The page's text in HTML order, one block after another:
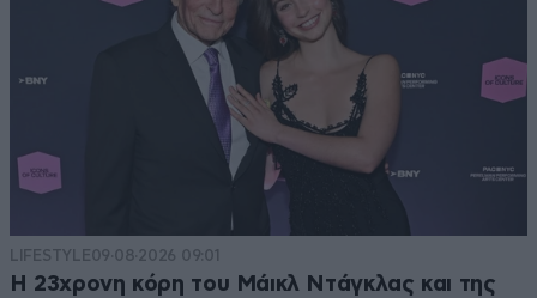
LIFESTYLE09·08·2026 09:01
Η 23χρονη κόρη τoυ Μάικλ Ντάγκλας και της